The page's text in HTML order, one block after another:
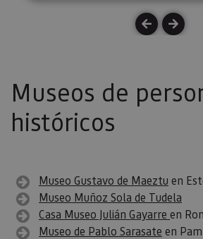
Museos de
históricos
Museo Gustavo de Maeztu en
Museo Muñoz Sola de Tudela
Casa Museo Julián Gayarre en
Museo de Pablo Sarasate en